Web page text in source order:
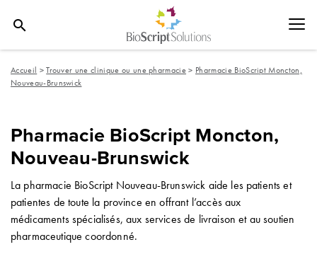
search
Accueil >Trouver une clinique ou une pharmacie> Pharmacie BioScript Moncton,
Nouveau-Brunswick
Pharmacie BioScript Moncton,
Nouveau-Brunswick
La pharmacie BioScript Nouveau-Brunswick aide les patients et
patientes de toute la province en offrant l’accès aux
médicaments spécialisés, aux services de livraison et au soutien
pharmaceutique coordonné.